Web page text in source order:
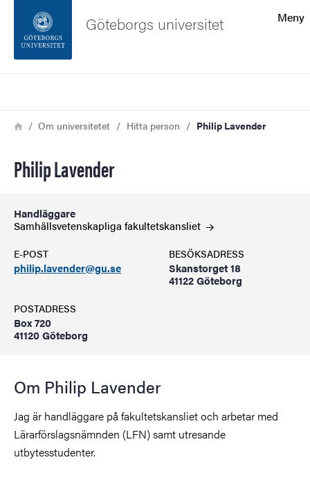
Sidfoten
Meny
Göteborgs universitet
Länkstig
HemOm universitetet Hitta person Philip Lavender
Philip Lavender
Handläggare
Samhällsvetenskapliga fakultetskansliet
E-POST
philip.lavender@gu.se
BESÖKSADRESS
Skanstorget 18
41122 Göteborg
POSTADRESS
Box 720
41120 Göteborg
Om Philip Lavender
Jag är handläggare på fakultetskansliet och arbetar med
Lärarförslagsnämnden (LFN) samt utresande
utbytesstudenter.